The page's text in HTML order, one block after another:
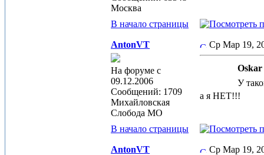
Москва
В начало страницы
AntonVT
На форуме с
09.12.2006
Сообщений: 1709
Михайловская
Слобода МО
Ср Мар 19,
Oskar
У
а я НЕТ!!!
В начало страницы
AntonVT Ср Мар 19,